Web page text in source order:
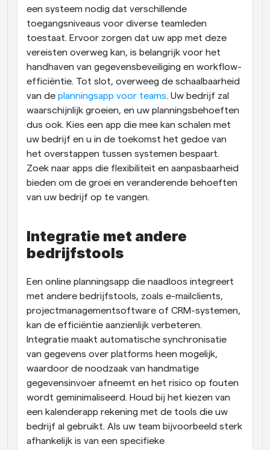
een systeem nodig dat verschillende
toegangsniveaus voor diverse teamleden
toestaat. Ervoor zorgen dat uw app met deze
vereisten overweg kan, is belangrijk voor het
handhaven van gegevensbeveiliging en workflow-
efficiëntie. Tot slot, overweeg de schaalbaarheid
van de planningsapp voor teams. Uw bedrijf zal
waarschijnlijk groeien, en uw planningsbehoeften
dus ook. Kies een app die mee kan schalen met
uw bedrijf en u in de toekomst het gedoe van
het overstappen tussen systemen bespaart.
Zoek naar apps die flexibiliteit en aanpasbaarheid
bieden om de groei en veranderende behoeften
van uw bedrijf op te vangen.
Integratie met andere
bedrijfstools
Een online planningsapp die naadloos integreert
met andere bedrijfstools, zoals e-mailclients,
projectmanagementsoftware of CRM-systemen,
kan de efficiëntie aanzienlijk verbeteren.
Integratie maakt automatische synchronisatie
van gegevens over platforms heen mogelijk,
waardoor de noodzaak van handmatige
gegevensinvoer afneemt en het risico op fouten
wordt geminimaliseerd. Houd bij het kiezen van
een kalenderapp rekening met de tools die uw
bedrijf al gebruikt. Als uw team bijvoorbeeld sterk
afhankelijk is van een specifieke